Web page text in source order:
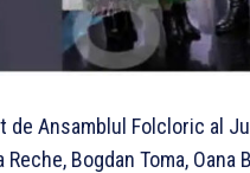
Ansamblul Folcloric al
Reche, Bogdan Toma,